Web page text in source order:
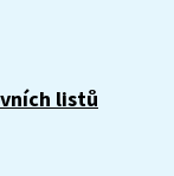
často závisí
listů